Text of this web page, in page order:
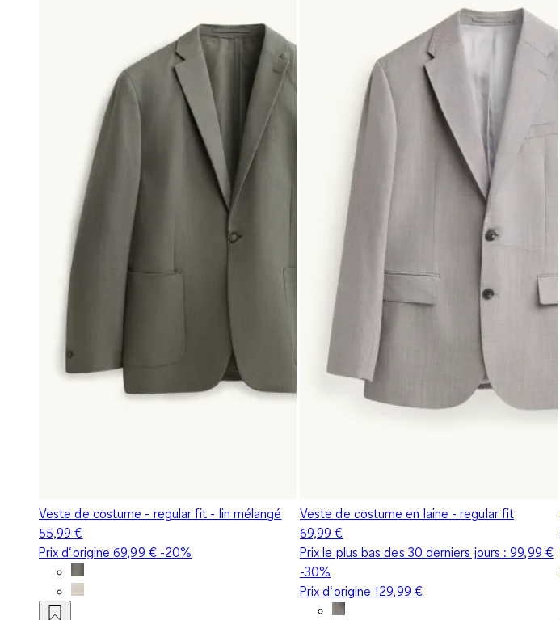
Veste de costume - regular fit - lin mélangé
55,99 €
Prix d‘origine69,99 €-20%
Veste de costume en laine - regular fit
69,99 €
Prix le plus bas des 30 derniers jours :99,99 €
-30%
Prix d‘origine129,99 €